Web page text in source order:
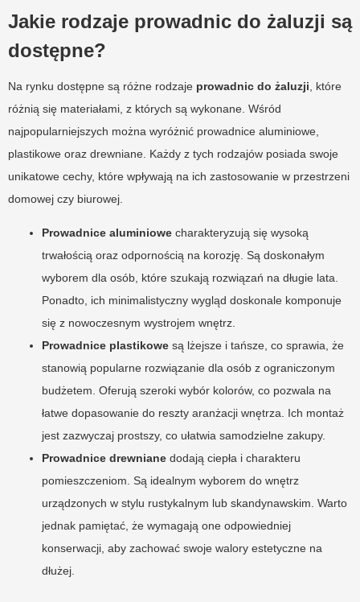
Jakie rodzaje prowadnic do żaluzji są
dostępne?
Na rynku dostępne są różne rodzaje prowadnic do żaluzji , które
różnią się materiałami, z których są wykonane. Wśród
najpopularniejszych można wyróżnić prowadnice aluminiowe,
plastikowe oraz drewniane. Każdy z tych rodzajów posiada swoje
unikatowe cechy, które wpływają na ich zastosowanie w przestrzeni
domowej czy biurowej.
Prowadnice aluminiowe charakteryzują się wysoką
trwałością oraz odpornością na korozję. Są doskonałym
wyborem dla osób, które szukają rozwiązań na długie lata.
Ponadto, ich minimalistyczny wygląd doskonale komponuje
się z nowoczesnym wystrojem wnętrz.
Prowadnice plastikowe są lżejsze i tańsze, co sprawia, że
stanowią popularne rozwiązanie dla osób z ograniczonym
budżetem. Oferują szeroki wybór kolorów, co pozwala na
łatwe dopasowanie do reszty aranżacji wnętrza. Ich montaż
jest zazwyczaj prostszy, co ułatwia samodzielne zakupy.
Prowadnice drewniane dodają ciepła i charakteru
pomieszczeniom. Są idealnym wyborem do wnętrz
urządzonych w stylu rustykalnym lub skandynawskim. Warto
jednak pamiętać, że wymagają one odpowiedniej
konserwacji, aby zachować swoje walory estetyczne na
dłużej.